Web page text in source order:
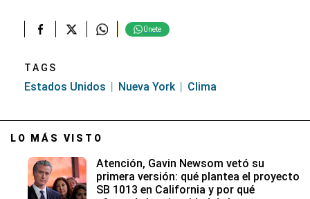
Únete
TAGS
Estados Unidos Nueva York Clima
LO MÁS VISTO
Atención, Gavin Newsom vetó su
primera versión: qué plantea el proyecto
SB 1013 en California y por qué